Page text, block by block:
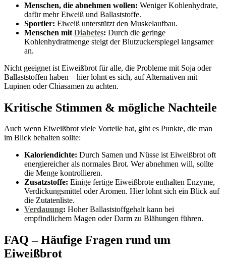
Menschen, die abnehmen wollen: Weniger Kohlenhydrate,
dafür mehr Eiweiß und Ballaststoffe.
Sportler: Eiweiß unterstützt den Muskelaufbau.
Menschen mit Diabetes: Durch die geringe
Kohlenhydratmenge steigt der Blutzuckerspiegel langsamer
an.
Nicht geeignet ist Eiweißbrot für alle, die Probleme mit Soja oder
Ballaststoffen haben – hier lohnt es sich, auf Alternativen mit
Lupinen oder Chiasamen zu achten.
Kritische Stimmen & mögliche Nachteile
Auch wenn Eiweißbrot viele Vorteile hat, gibt es Punkte, die man
im Blick behalten sollte:
Kaloriendichte: Durch Samen und Nüsse ist Eiweißbrot oft
energiereicher als normales Brot. Wer abnehmen will, sollte
die Menge kontrollieren.
Zusatzstoffe: Einige fertige Eiweißbrote enthalten Enzyme,
Verdickungsmittel oder Aromen. Hier lohnt sich ein Blick auf
die Zutatenliste.
Verdauung: Hoher Ballaststoffgehalt kann bei
empfindlichem Magen oder Darm zu Blähungen führen.
FAQ – Häufige Fragen rund um
Eiweißbrot